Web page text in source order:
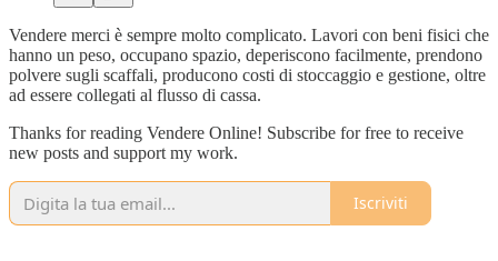
Vendere merci è sempre molto complicato. Lavori con beni fisici che
hanno un peso, occupano spazio, deperiscono facilmente, prendono
polvere sugli scaffali, producono costi di stoccaggio e gestione, oltre
ad essere collegati al flusso di cassa.
Thanks for reading Vendere Online! Subscribe for free to receive
new posts and support my work.
Iscriviti